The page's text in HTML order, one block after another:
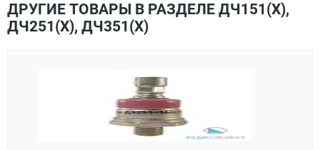
ДРУГИЕ ТОВАРЫ В РАЗДЕЛЕ ДЧ151(Х),
ДЧ251(Х), ДЧ351(Х)